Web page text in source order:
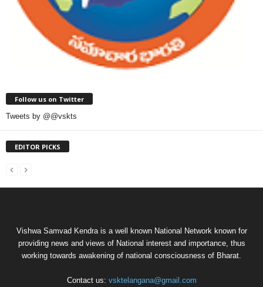
Follow us on Twitter
Tweets by @@vskts
EDITOR PICKS
Vishwa Samvad Kendra is a well known National Network known for
providing news and views of National interest and importance, thus
working towards awakening of national consciousness of Bharat.
Contact us: vsktelangana@gmail.com